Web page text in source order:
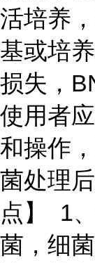
活培养
基或培
损失，
使用者
和操作
菌处理后
点】 1
菌，细